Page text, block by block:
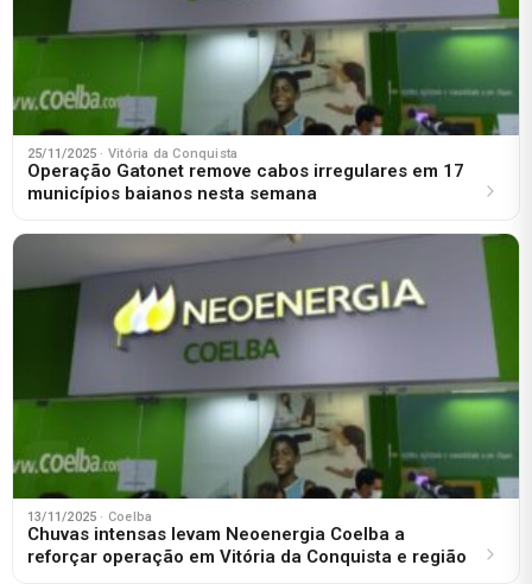
25/11/2025 · Vitória da Conquista
Operação Gatonet remove cabos irregulares em 17
municípios baianos nesta semana
13/11/2025 · Coelba
Chuvas intensas levam Neoenergia Coelba a
reforçar operação em Vitória da Conquista e região